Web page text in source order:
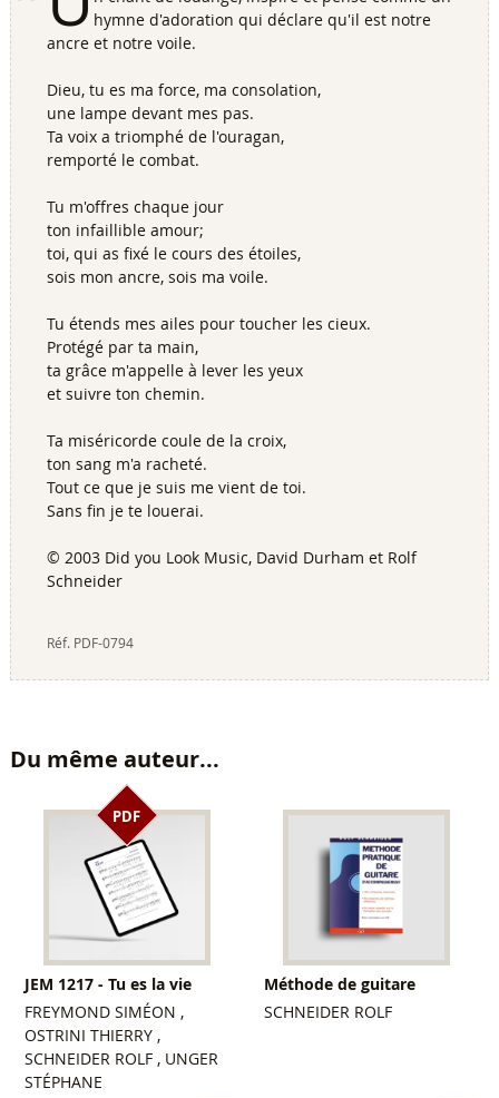
hymne d'adoration qui déclare qu'il est notre
ancre et notre voile.
Dieu, tu es ma force, ma consolation,
une lampe devant mes pas.
Ta voix a triomphé de l'ouragan,
remporté le combat.
Tu m'offres chaque jour
ton infaillible amour;
toi, qui as fixé le cours des étoiles,
sois mon ancre, sois ma voile.
Tu étends mes ailes pour toucher les cieux.
Protégé par ta main,
ta grâce m'appelle à lever les yeux
et suivre ton chemin.
Ta miséricorde coule de la croix,
ton sang m'a racheté.
Tout ce que je suis me vient de toi.
Sans fin je te louerai.
© 2003 Did you Look Music, David Durham et Rolf
Schneider
Réf. PDF-0794
Du même auteur...
PDF
JEM 1217 - Tu es la vie
FREYMOND SIMÉON ,
OSTRINI THIERRY ,
SCHNEIDER ROLF , UNGER
STÉPHANE
Méthode de guitare
SCHNEIDER ROLF